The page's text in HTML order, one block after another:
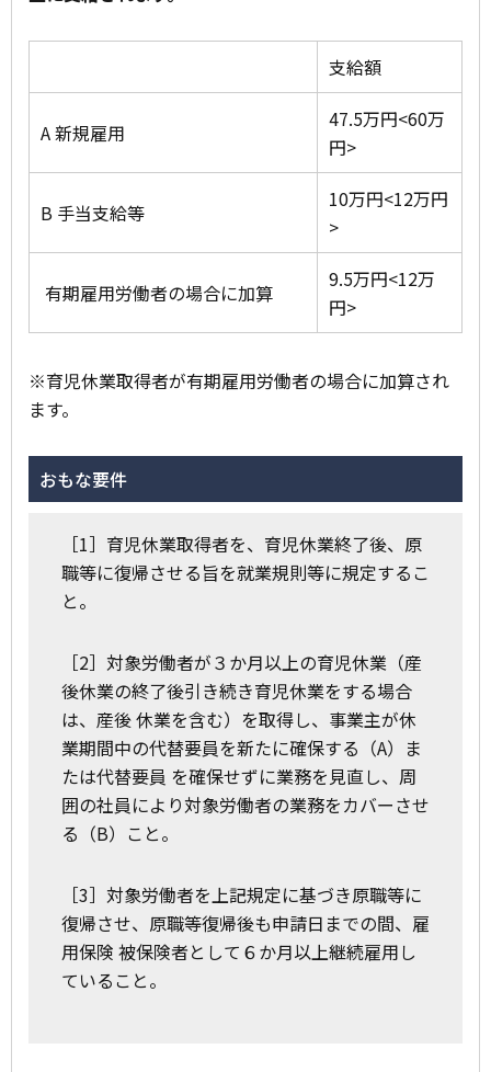
支給額
A 新規雇用
47.5万円<60万
円>
B 手当支給等
10万円<12万円
>
有期雇用労働者の場合に加算
9.5万円<12万
円>
※育児休業取得者が有期雇用労働者の場合に加算され
ます。
おもな要件
［1］育児休業取得者を、育児休業終了後、原
職等に復帰させる旨を就業規則等に規定するこ
と。
［2］対象労働者が３か月以上の育児休業（産
後休業の終了後引き続き育児休業をする場合
は、産後 休業を含む）を取得し、事業主が休
業期間中の代替要員を新たに確保する（A）ま
たは代替要員 を確保せずに業務を見直し、周
囲の社員により対象労働者の業務をカバーさせ
る（B）こと。
［3］対象労働者を上記規定に基づき原職等に
復帰させ、原職等復帰後も申請日までの間、雇
用保険 被保険者として６か月以上継続雇用し
ていること。